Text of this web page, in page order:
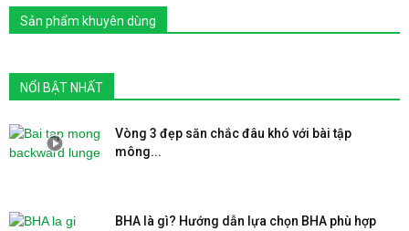
Sản phẩm khuyên dùng
NỔI BẬT NHẤT
Vòng 3 đẹp săn chắc đâu khó với bài tập
mông...
BHA là gì? Hướng dẫn lựa chọn BHA phù hợp